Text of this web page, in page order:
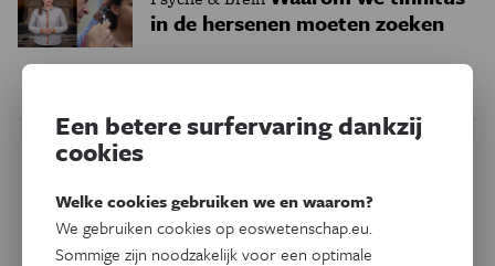
in de hersenen moeten zoeken
Facebook Twitter Linkedin
Een betere surfervaring dankzij
cookies
Welke cookies gebruiken we en waarom?
We gebruiken cookies op eoswetenschap.eu.
Sommige zijn noodzakelijk voor een optimale